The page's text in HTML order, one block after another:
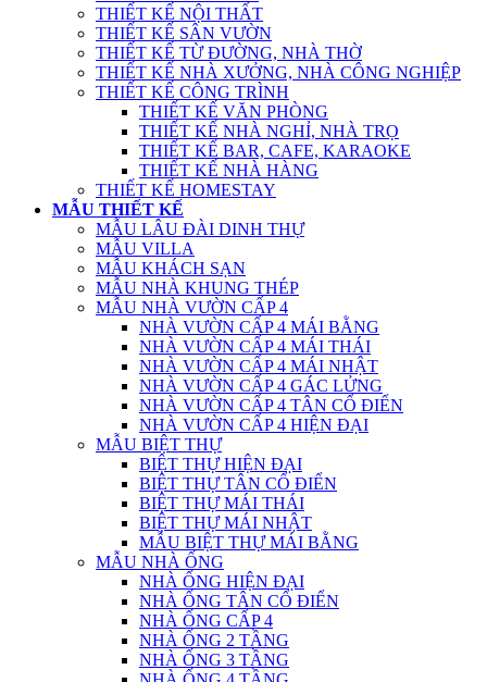
THIẾT KẾ NỘI THẤT
THIẾT KẾ SÂN VƯỜN
THIẾT KẾ TỪ ĐƯỜNG, NHÀ THỜ
THIẾT KẾ NHÀ XƯỞNG, NHÀ CÔNG NGHIỆP
THIẾT KẾ CÔNG TRÌNH
THIẾT KẾ VĂN PHÒNG
THIẾT KẾ NHÀ NGHỈ, NHÀ TRỌ
THIẾT KẾ BAR, CAFE, KARAOKE
THIẾT KẾ NHÀ HÀNG
THIẾT KẾ HOMESTAY
MẪU THIẾT KẾ
MẪU LÂU ĐÀI DINH THỰ
MẪU VILLA
MẪU KHÁCH SẠN
MẪU NHÀ KHUNG THÉP
MẪU NHÀ VƯỜN CẤP 4
NHÀ VƯỜN CẤP 4 MÁI BẰNG
NHÀ VƯỜN CẤP 4 MÁI THÁI
NHÀ VƯỜN CẤP 4 MÁI NHẬT
NHÀ VƯỜN CẤP 4 GÁC LỬNG
NHÀ VƯỜN CẤP 4 TÂN CỔ ĐIỂN
NHÀ VƯỜN CẤP 4 HIỆN ĐẠI
MẪU BIỆT THỰ
BIỆT THỰ HIỆN ĐẠI
BIỆT THỰ TÂN CỔ ĐIỂN
BIỆT THỰ MÁI THÁI
BIỆT THỰ MÁI NHẬT
MẪU BIỆT THỰ MÁI BẰNG
MẪU NHÀ ỐNG
NHÀ ỐNG HIỆN ĐẠI
NHÀ ỐNG TÂN CỔ ĐIỂN
NHÀ ỐNG CẤP 4
NHÀ ỐNG 2 TẦNG
NHÀ ỐNG 3 TẦNG